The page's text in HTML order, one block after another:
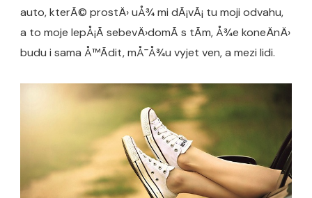
auto, kterÃ© prostÄ› uÅ¾ mi dÃ¡vÃ¡ tu moji odvahu,
a to moje lepÅ¡Ã­ sebevÄ›domÃ­ s tÃ­m, Å¾e koneÄnÄ›
budu i sama Å™Ã­dit, mÅ¯Å¾u vyjet ven, a mezi lidi.